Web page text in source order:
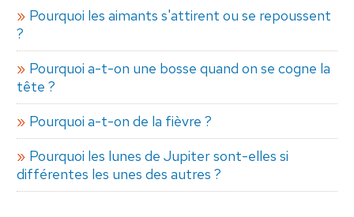
Pourquoi les aimants s'attirent ou se repoussent
?
Pourquoi a-t-on une bosse quand on se cogne la
tête ?
Pourquoi a-t-on de la fièvre ?
Pourquoi les lunes de Jupiter sont-elles si
différentes les unes des autres ?